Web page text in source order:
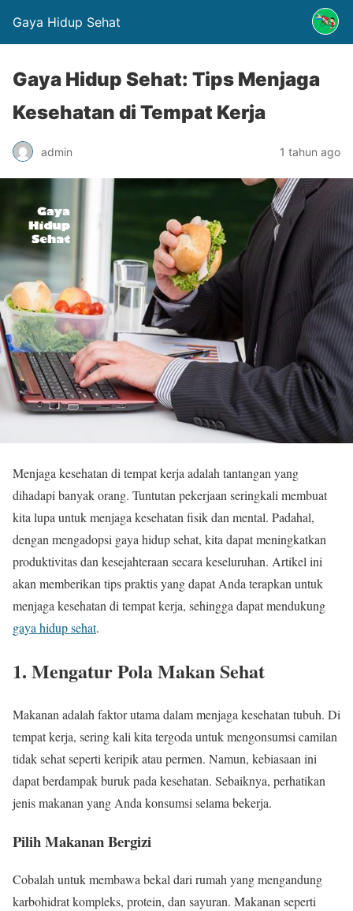
Gaya Hidup Sehat
Gaya Hidup Sehat: Tips Menjaga
Kesehatan di Tempat Kerja
admin 1 tahun ago
Menjaga kesehatan di tempat kerja adalah tantangan yang
dihadapi banyak orang. Tuntutan pekerjaan seringkali membuat
kita lupa untuk menjaga kesehatan fisik dan mental. Padahal,
dengan mengadopsi gaya hidup sehat, kita dapat meningkatkan
produktivitas dan kesejahteraan secara keseluruhan. Artikel ini
akan memberikan tips praktis yang dapat Anda terapkan untuk
menjaga kesehatan di tempat kerja, sehingga dapat mendukung
gaya hidup sehat.
1. Mengatur Pola Makan Sehat
Makanan adalah faktor utama dalam menjaga kesehatan tubuh. Di
tempat kerja, sering kali kita tergoda untuk mengonsumsi camilan
tidak sehat seperti keripik atau permen. Namun, kebiasaan ini
dapat berdampak buruk pada kesehatan. Sebaiknya, perhatikan
jenis makanan yang Anda konsumsi selama bekerja.
Pilih Makanan Bergizi
Cobalah untuk membawa bekal dari rumah yang mengandung
karbohidrat kompleks, protein, dan sayuran. Makanan seperti